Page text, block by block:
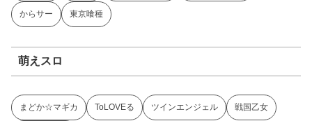
からサー 東京喰種
萌えスロ
まどか☆マギカ ToLOVEる ツインエンジェル 戦国乙女